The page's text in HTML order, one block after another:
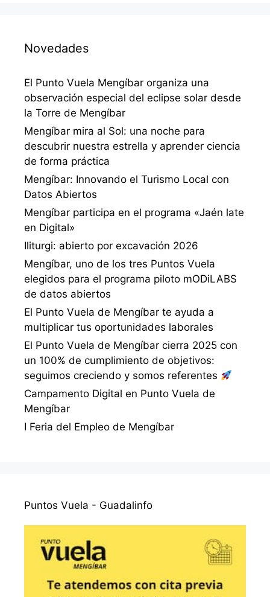
Novedades
El Punto Vuela Mengíbar organiza una
observación especial del eclipse solar desde
la Torre de Mengíbar
Mengíbar mira al Sol: una noche para
descubrir nuestra estrella y aprender ciencia
de forma práctica
Mengíbar: Innovando el Turismo Local con
Datos Abiertos
Mengíbar participa en el programa «Jaén late
en Digital»
Iliturgi: abierto por excavación 2026
Mengíbar, uno de los tres Puntos Vuela
elegidos para el programa piloto mODiLABS
de datos abiertos
El Punto Vuela de Mengíbar te ayuda a
multiplicar tus oportunidades laborales
El Punto Vuela de Mengíbar cierra 2025 con
un 100% de cumplimiento de objetivos:
seguimos creciendo y somos referentes
Campamento Digital en Punto Vuela de
Mengíbar
I Feria del Empleo de Mengíbar
Puntos Vuela - Guadalinfo